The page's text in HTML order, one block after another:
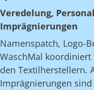
Veredelung,
Imprägnierungen
Namenspatch, Logo-
WaschMal
den Textilherstellern.
Imprägnierungen